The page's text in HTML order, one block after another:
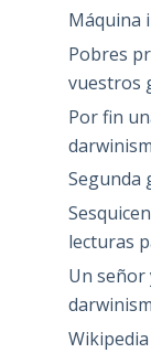
Máquina
Pobres
vuestros
Por fin
Segunda
lecturas
Un señor